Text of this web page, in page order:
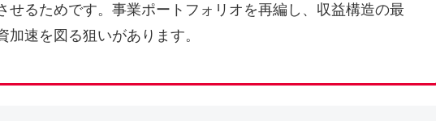
せるためです。事業ポートフォリオを再編し、収益構造の最
速を図る狙いがあります。